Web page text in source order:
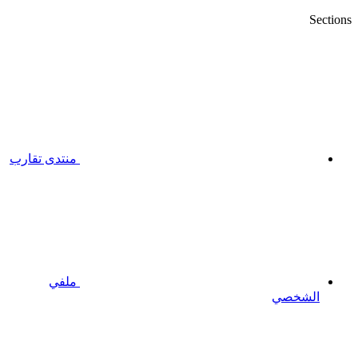
Sections
منتدى تقارب
ملفي
الشخصي